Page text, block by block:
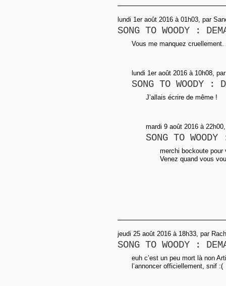
lundi 1er août 2016 à 01h03, par
SONG TO WOODY :
Vous me manquez cruellement.
lundi 1er août 2016 à 10h08,
SONG TO WOODY :
J’allais écrire de même !
mardi 9 août 2016 à
SONG TO
merchi bockoute pour
Venez quand vous
jeudi 25 août 2016 à 18h33, par
SONG TO WOODY :
euh c’est un peu mort là non
l’annoncer officiellement, snif :(